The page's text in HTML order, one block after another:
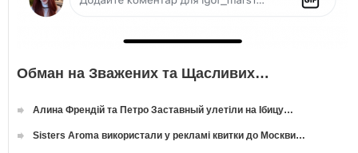
Обман на Зважених та Щасливих…
Алина Френдій та Петро Заставный улетіли на Ібицу…
Sisters Aroma використали у рекламі квитки до Москви…